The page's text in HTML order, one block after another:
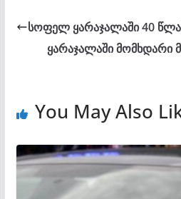
სოფელ ყარაჯალაში 40
ყარაჯალაში მომხდარი
You May Also